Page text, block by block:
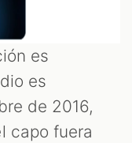
es
es
de 2016,
capo fuera